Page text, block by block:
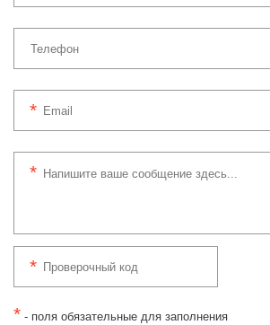
* - поля обязательные для заполнения